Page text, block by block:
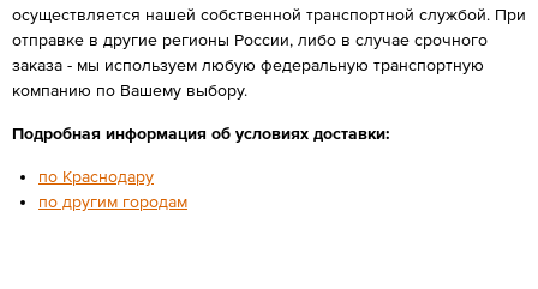
осуществляется нашей собственной транспортной службой. При
отправке в другие регионы России, либо в случае срочного
заказа - мы используем любую федеральную транспортную
компанию по Вашему выбору.
Подробная информация об условиях доставки:
по Краснодару
по другим городам